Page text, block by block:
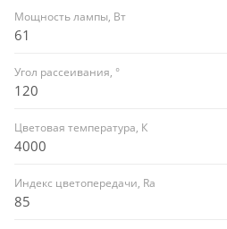
Мощность лампы, Вт
61
Угол рассеивания, °
120
Цветовая температура, К
4000
Индекс цветопередачи, Ra
85